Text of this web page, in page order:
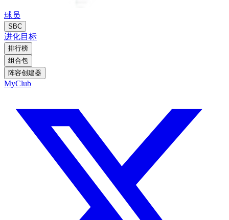
球员
SBC
进化目标
排行榜
组合包
阵容创建器
MyClub